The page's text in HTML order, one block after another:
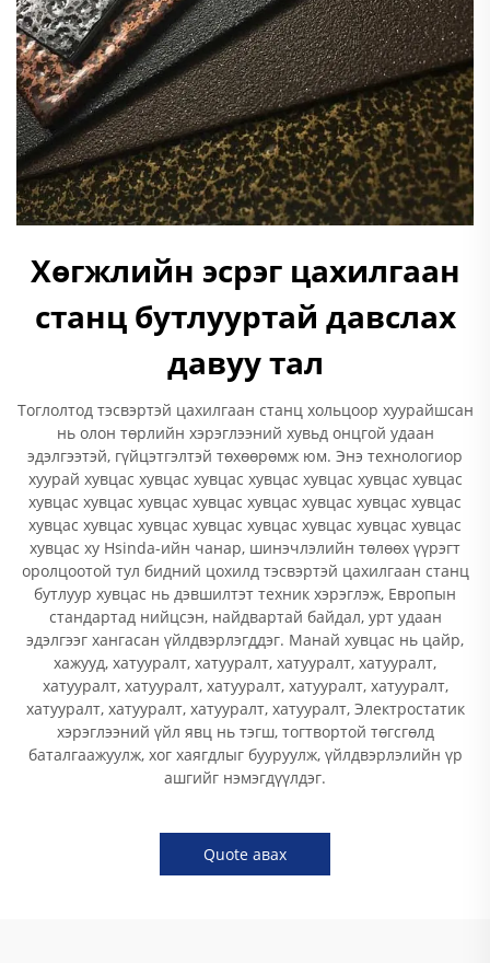
Хөгжлийн эсрэг цахилгаан
станц бутлууртай давслах
давуу тал
Тоглолтод тэсвэртэй цахилгаан станц хольцоор хуурайшсан
нь олон төрлийн хэрэглээний хувьд онцгой удаан
эдэлгээтэй, гүйцэтгэлтэй төхөөрөмж юм. Энэ технологиор
хуурай хувцас хувцас хувцас хувцас хувцас хувцас хувцас
хувцас хувцас хувцас хувцас хувцас хувцас хувцас хувцас
хувцас хувцас хувцас хувцас хувцас хувцас хувцас хувцас
хувцас ху Hsinda-ийн чанар, шинэчлэлийн төлөөх үүрэгт
оролцоотой тул бидний цохилд тэсвэртэй цахилгаан станц
бутлуур хувцас нь дэвшилтэт техник хэрэглэж, Европын
стандартад нийцсэн, найдвартай байдал, урт удаан
эдэлгээг хангасан үйлдвэрлэгддэг. Манай хувцас нь цайр,
хажууд, хатууралт, хатууралт, хатууралт, хатууралт,
хатууралт, хатууралт, хатууралт, хатууралт, хатууралт,
хатууралт, хатууралт, хатууралт, хатууралт, Электростатик
хэрэглээний үйл явц нь тэгш, тогтвортой төгсгөлд
баталгаажуулж, хог хаягдлыг бууруулж, үйлдвэрлэлийн үр
ашгийг нэмэгдүүлдэг.
Quote авах